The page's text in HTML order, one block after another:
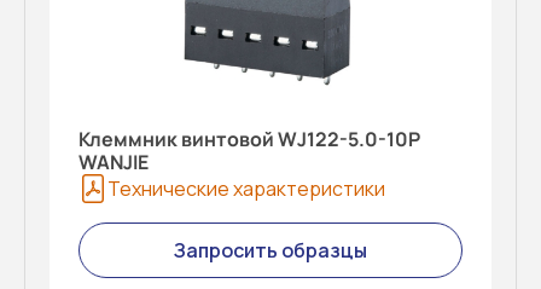
Клеммник винтовой WJ122-5.0-10P
WANJIE
Технические характеристики
Запросить образцы